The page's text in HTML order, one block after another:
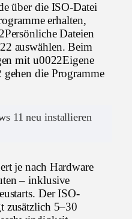
über die ISO-Datei
erhalten,
Dateien
auswählen. Beim
mit u0022Eigene
die Programme
11 neu installieren
je nach Hardware
– inklusive
Der ISO-
zusätzlich 5–30